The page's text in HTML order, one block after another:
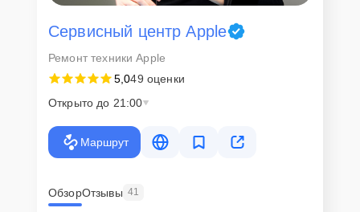
Сервисный центр Apple
Ремонт техники Apple
5,049 оценки
Открыто до 21:00
Маршрут
ОбзорОтзывы 41